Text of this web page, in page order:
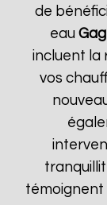
de
eau
incluent la
vos
témoignent